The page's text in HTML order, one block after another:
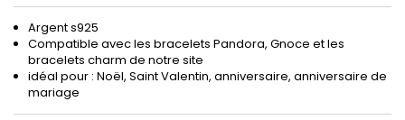
Argent s925
Compatible avec les bracelets Pandora, Gnoce et les
bracelets charm de notre site
idéal pour : Noël, Saint Valentin, anniversaire, anniversaire de
mariage